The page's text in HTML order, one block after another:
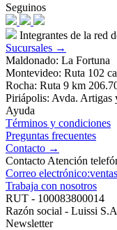
Seguinos
Integrantes de la red
Sucursales →
Maldonado: La Fortuna
Montevideo: Ruta 102
Rocha: Ruta 9 km
Piriápolis: Avda. Artigas
Ayuda
Términos y condiciones
Preguntas frecuentes
Contacto →
Contacto Atención
Correo
Trabaja con nosotros
RUT - 100083800014
Razón social - Luissi S.A
Newsletter